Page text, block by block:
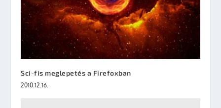
Sci-fis meglepetés a Firefoxban
2010.12.16.